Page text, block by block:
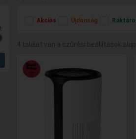
Akciós Újdonság
4 találat van a szűrési beállítások